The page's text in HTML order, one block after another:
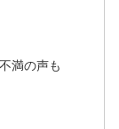
満の声も